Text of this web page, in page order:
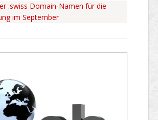
.swiss Domain-Namen für die
im September